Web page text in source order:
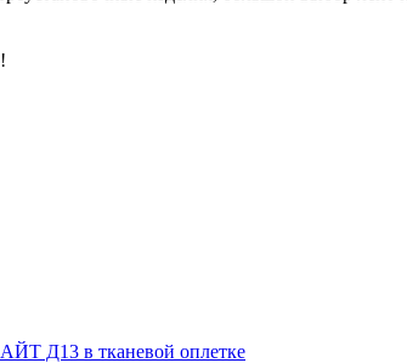
Д13 в тканевой оплетке